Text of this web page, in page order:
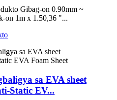
Gibag-on 0.90mm ~
on 1m x 1.50,36 "...
sa EVA sheet
Static EV...